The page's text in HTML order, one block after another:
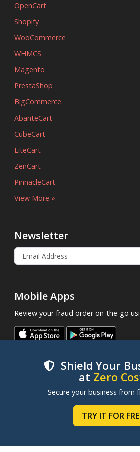
Shield Your
at Zero
Secure your business from
TRY IT FOR
OpenCart
Shopify
WooCommerce
WHMCS
Magento
PrestaShop
BigCommerce
AbanteCart
CubeCart
LiteCart
ZenCart
PinnacleCart
View More »
Newsletter
Mobile Apps
Review your fraud order on-the-go
FraudLabsPro.com.All
Privacy Policy|SLA|
We use cookies to improve your
websites. By clicking "Accept
our use of cookies. Learn more in
MANAGE COOKIES